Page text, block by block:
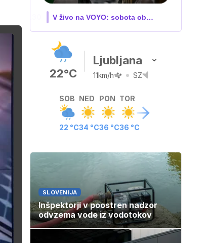
V živo na VOYO: PET-NED
22°C
Ljubljana
11km/h SZ
SOB
22 °C
NED
34 °C
PON
36 °C
TOR
36 °C
SLOVENIJA
Inšpektorji v poostren nadzor
odvzema vode iz vodotokov